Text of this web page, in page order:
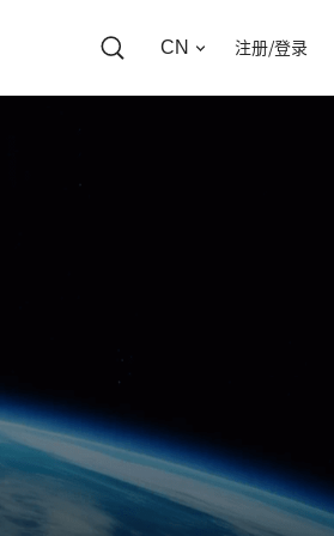
CN 注册/登录